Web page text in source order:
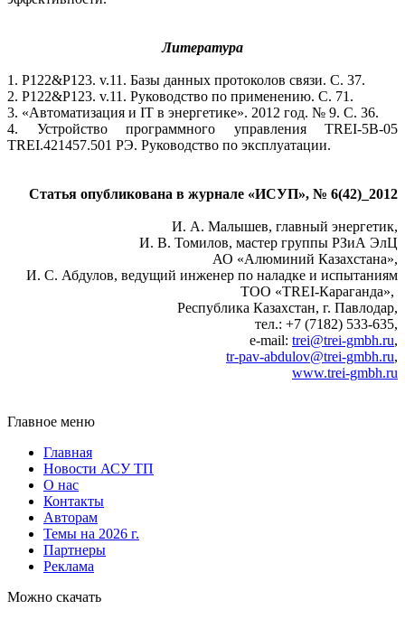
Литература
1. P122&P123. v.11. Базы данных протоколов связи. С. 37.
2. P122&P123. v.11. Руководство по применению. С. 71.
3. «Автоматизация и IT в энергетике». 2012 год. № 9. С. 36.
4. Устройство программного управления TREI‑5B‑05
TREI.421457.501 РЭ. Руководство по эксплуатации.
Статья опубликована в журнале «ИСУП», № 6(42)_2012
И. А. Малышев, главный энергетик,
И. В. Томилов, мастер группы РЗиА ЭлЦ
АО «Алюминий Казахстана»,
И. С. Абдулов, ведущий инженер по наладке и испытаниям
ТОО «TREI-Караганда»,
Республика Казахстан, г. Павлодар,
тел.: +7 (7182) 533-635,
е-mail: trei@trei-gmbh.ru,
tr-pav-abdulov@trei-gmbh.ru,
www.trei-gmbh.ru
Главное меню
Главная
Новости АСУ ТП
О нас
Контакты
Авторам
Темы на 2026 г.
Партнеры
Реклама
Можно скачать